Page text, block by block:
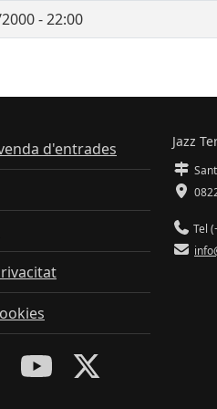
- 22:00
d'entrades Jazz
Tel